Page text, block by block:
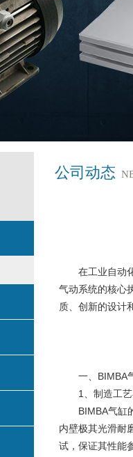
公司动态
在工业自动化
气动系统的核心
质、创新的设计
一、BIMBA
1、制造工艺
BIMBA气缸的
内壁极其光滑耐
试，保证其性能